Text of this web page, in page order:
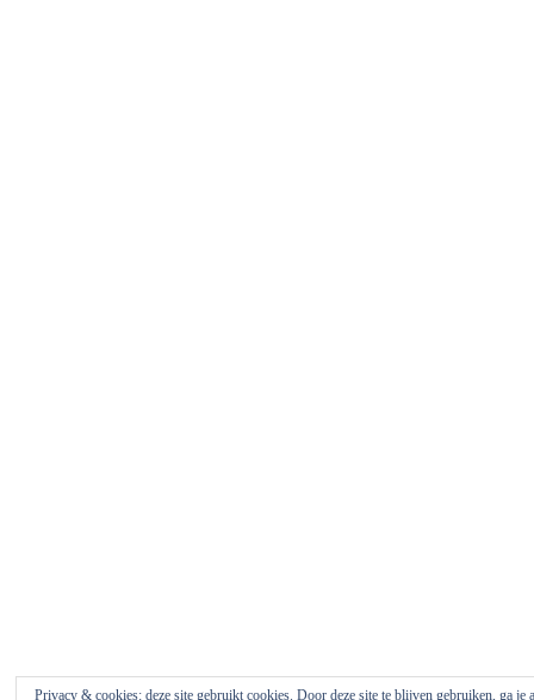
Privacy & cookies: deze site gebruikt cookies. Door deze site te blijven gebruiken, ga je